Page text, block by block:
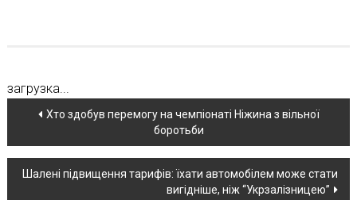
загрузка...
Навігація
по
новині
Хто здобув перемогу на чемпіонаті Ніжина з вільної
боротьби
Шалені підвищення тарифів: їхати автомобілем може стати
вигідніше, ніж “Укрзалізницею”